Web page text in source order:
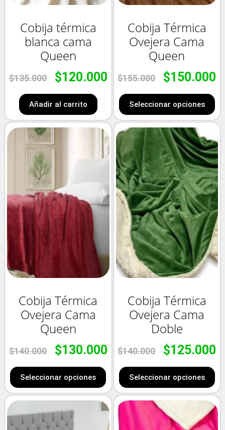
Cobija térmica
blanca cama
Queen
$135.000 $120.000
Añadir al carrito
Cobija Térmica
Ovejera Cama
Queen
$155.000 $150.000
Seleccionar opciones
Cobija Térmica
Ovejera Cama
Queen
$140.000 $130.000
Seleccionar opciones
Cobija Térmica
Ovejera Cama
Doble
$140.000 $125.000
Seleccionar opciones